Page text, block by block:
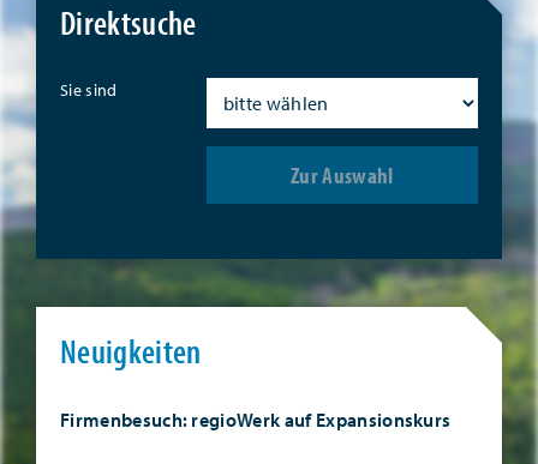
Direktsuche
Sie sind
Zur Auswahl
Neuigkeiten
Firmenbesuch: regioWerk auf Expansionskurs